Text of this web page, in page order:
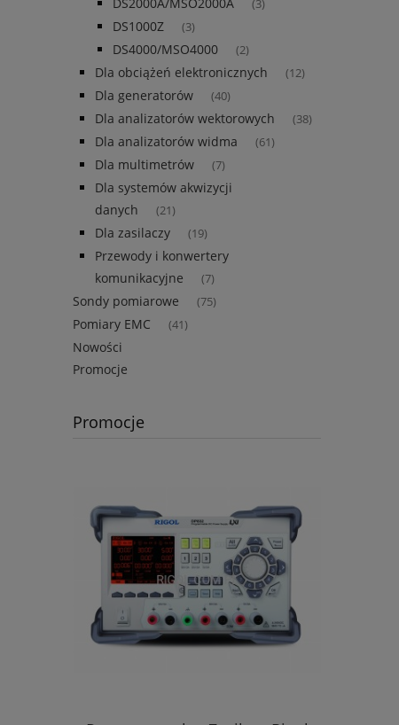
(3)
DS1000Z (3)
DS4000/MSO4000 (2)
Dla obciążeń elektronicznych (12)
Dla generatorów (40)
Dla analizatorów wektorowych (38)
Dla analizatorów widma (61)
Dla multimetrów (7)
Dla systemów akwizycji
danych
(21)
Dla zasilaczy (19)
Przewody i konwertery
komunikacyjne
(7)
Sondy pomiarowe (75)
Pomiary EMC (41)
Nowości
Promocje
Promocje